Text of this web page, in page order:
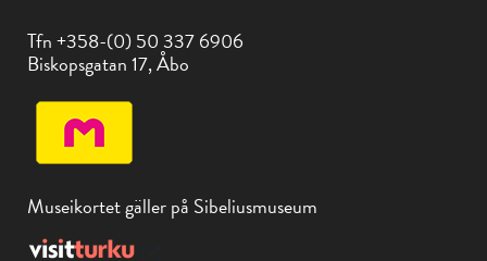
Tfn +358-(0) 50 337 6906
Biskopsgatan 17, Åbo
Museikortet gäller på Sibeliusmuseum